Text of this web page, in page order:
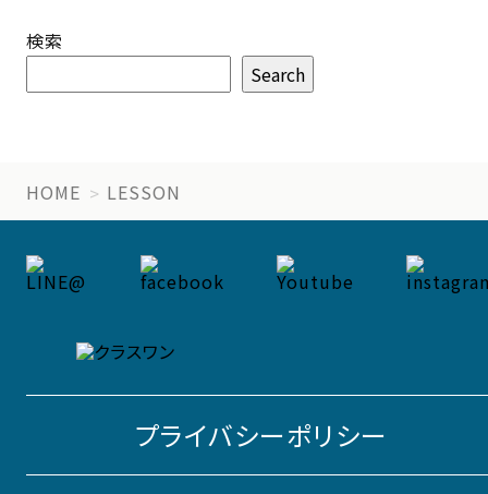
検索
Search
HOME LESSON
プライバシーポリシー